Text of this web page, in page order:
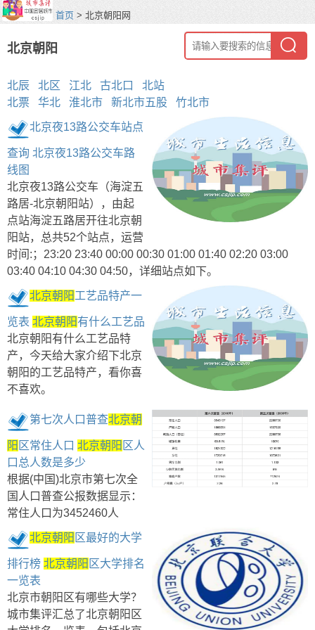
首页 > 北京朝阳网
北京朝阳
北辰 北区 江北 古北口
北站
北票
华北 淮北市 新北市五股 竹北市
北京夜13路公交车站点
查询 北京夜13路公交车路
线图
北京夜13路公交车（海淀五
路居-北京朝阳站），由起
点站海淀五路居开往北京朝
阳站，总共52个站点，运营
时间:；23:20 23:40 00:00 00:30 01:00 01:40 02:20 03:00
03:40 04:10 04:30 04:50，详细站点如下。
北京朝阳工艺品特产一
览表 北京朝阳有什么工艺品
北京朝阳有什么工艺品特
产，今天给大家介绍下北京
朝阳的工艺品特产，看你喜
不喜欢。
第七次人口普查北京朝
阳 区常住人口 北京朝阳 区人
口总人数是多少
根据(中国)北京市第七次全
国人口普查公报数据显示：
常住人口为3452460人
北京朝阳 区最好的大学
排行榜 北京朝阳 区大学排名
一览表
北京市朝阳区有哪些大学？
城市集评汇总了北京朝阳区